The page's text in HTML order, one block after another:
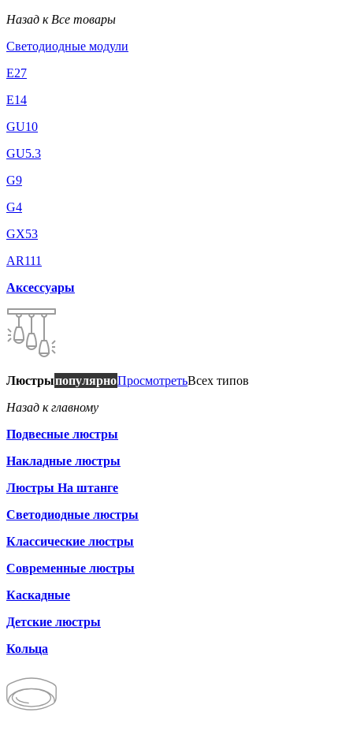
Назад к Все товары
Светодиодные модули
E27
E14
GU10
GU5.3
G9
G4
GX53
AR111
Аксессуары
ЛюстрыпопулярноПросмотретьВсех типов
Назад к главному
Подвесные люстры
Накладные люстры
Люстры На штанге
Светодиодные люстры
Классические люстры
Современные люстры
Каскадные
Детские люстры
Кольца